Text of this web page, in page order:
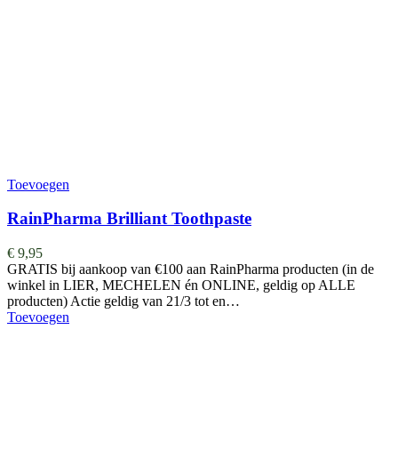
Toevoegen
RainPharma Brilliant Toothpaste
€ 9,95
GRATIS bij aankoop van €100 aan RainPharma producten (in de
winkel in LIER, MECHELEN én ONLINE, geldig op ALLE
producten) Actie geldig van 21/3 tot en…
Toevoegen